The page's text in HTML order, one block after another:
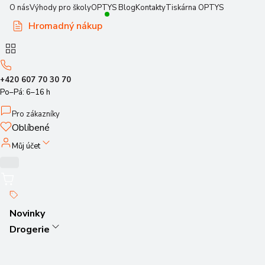
O násVýhody pro školyOPTYS BlogKontaktyTiskárna OPTYS
Hromadný nákup
+420 607 70 30 70
Po–Pá: 6–16 h
Pro zákazníky
Oblíbené
Můj účet
Novinky
Drogerie